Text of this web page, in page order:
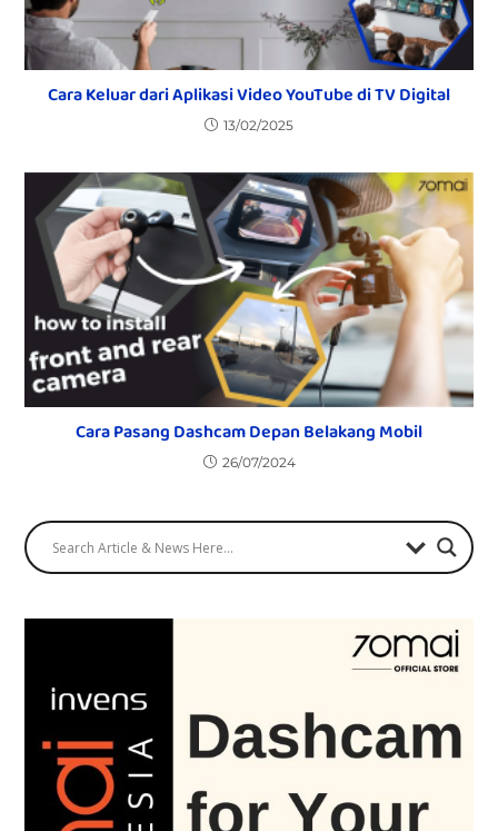
Cara Keluar dari Aplikasi Video YouTube di TV Digital
13/02/2025
Cara Pasang Dashcam Depan Belakang Mobil
26/07/2024